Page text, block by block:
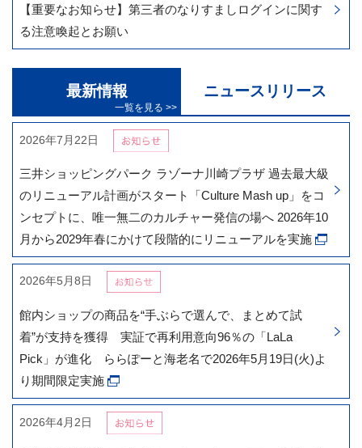
【重要なお知らせ】第三者のなりすましログインに関す
る注意喚起とお願い
最新情報 ニュースリリース
2026年7月22日
三井ショッピングパーク ラゾーナ川崎プラザ 過去最大級
のリニューアル計画がスタート「Culture Mash up」をコ
ンセプトに、唯一無二のカルチャー発信の場へ 2026年10
月から2029年春にかけて段階的にリニューアルを実施
2026年5月8日
館内ショップの商品を“手ぶらで選んで、まとめて試
着”が支持を獲得 実証で再利用意向96％の「LaLa
Pick」が進化 ららぽーと海老名で2026年5月19日(火)よ
り期間限定実施
2026年4月2日